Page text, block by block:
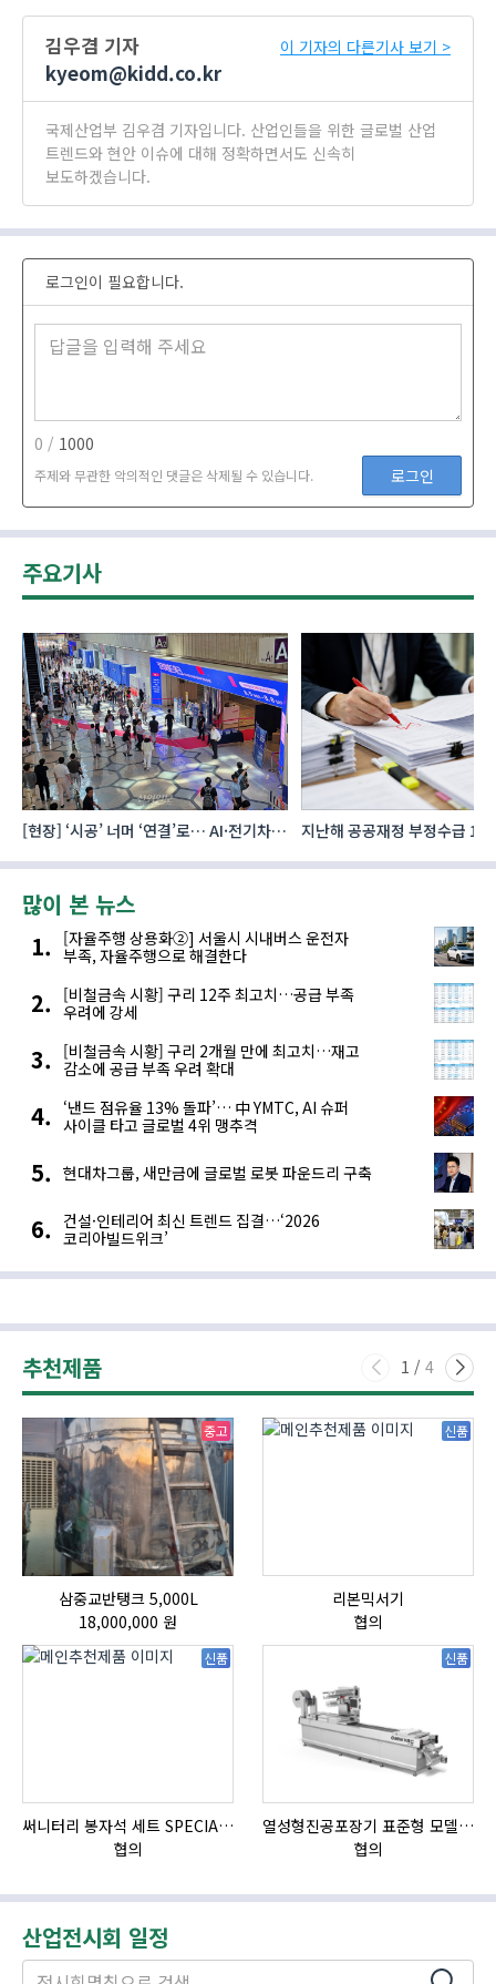
김우겸 기자
kyeom@kidd.co.kr
이 기자의 다른기사 보기 >
국제산업부 김우겸 기자입니다. 산업인들을 위한 글로벌 산업
트렌드와 현안 이슈에 대해 정확하면서도 신속히
보도하겠습니다.
로그인이 필요합니다.
0 / 1000
주제와 무관한 악의적인 댓글은 삭제될 수 있습니다. 로그인
주요기사
[현장] ‘시공’ 너머 ‘연결’로… AI·전기차·
지난해 공공재정 부정수급 1
많이 본 뉴스
[자율주행 상용화②] 서울시 시내버스 운전자
부족, 자율주행으로 해결한다
[비철금속 시황] 구리 12주 최고치…공급 부족
우려에 강세
[비철금속 시황] 구리 2개월 만에 최고치…재고
감소에 공급 부족 우려 확대
‘낸드 점유율 13% 돌파’… 中 YMTC, AI 슈퍼
사이클 타고 글로벌 4위 맹추격
현대차그룹, 새만금에 글로벌 로봇 파운드리 구축
건설·인테리어 최신 트렌드 집결…‘2026
코리아빌드위크’
추천제품 1 / 4
중고
삼중교반탱크 5,000L
18,000,000 원
신품
리본믹서기
협의
신품
써니터리 봉자석 세트 SPECIAL , 봉자석 , 자석봉 , 호퍼용자석 , 전자석
협의
신품
열성형진공포장기 표준형 모델 OMNIVAC S-200
협의
산업전시회 일정